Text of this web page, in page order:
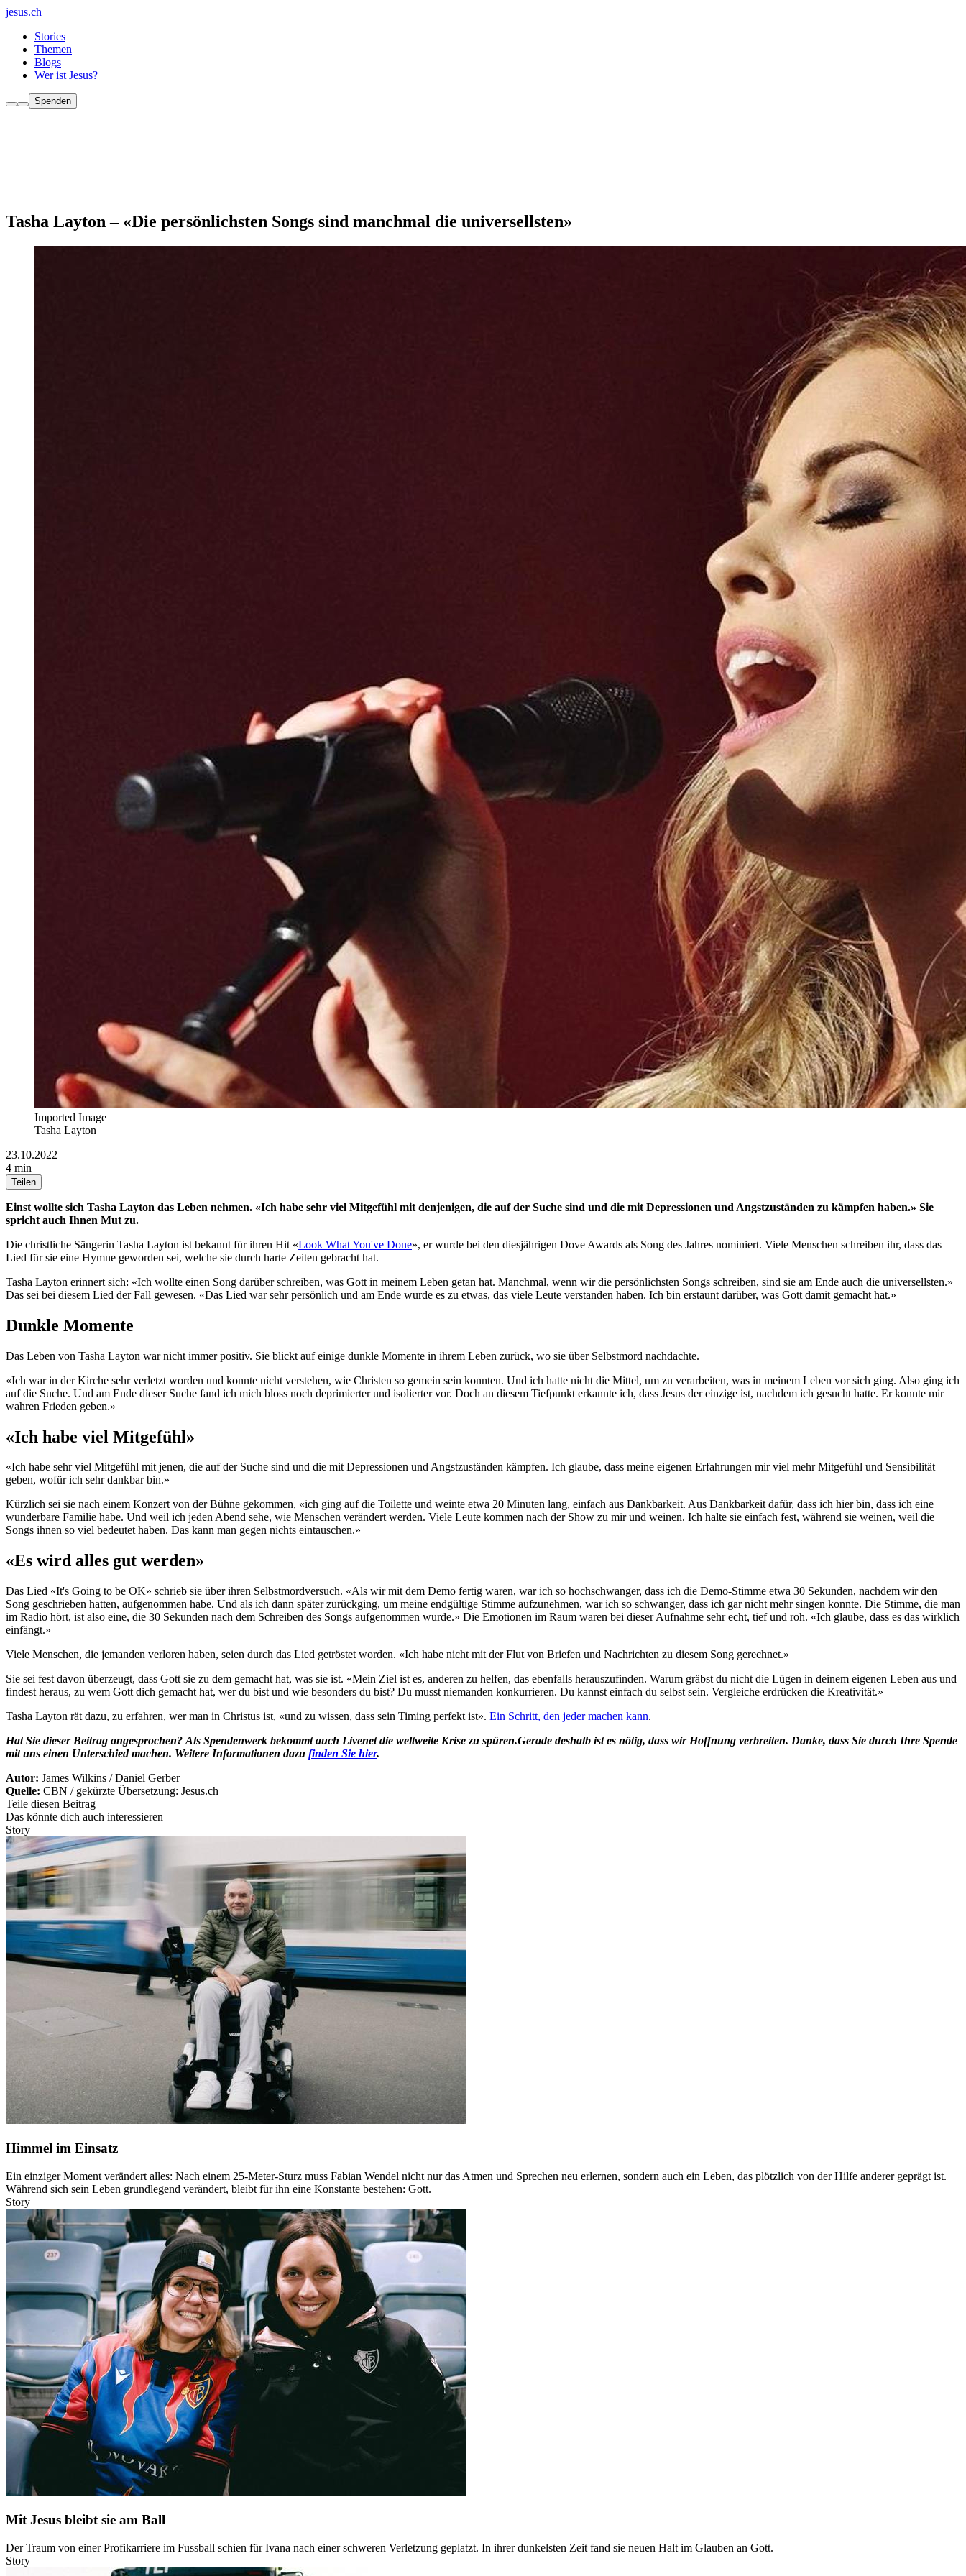
jesus.ch
Stories
Themen
Blogs
Wer ist Jesus?
Spenden
Tasha Layton – «Die persönlichsten Songs sind manchmal die universellsten»
Imported Image
Tasha Layton
23.10.2022
4 min
Teilen
Einst wollte sich Tasha Layton das Leben nehmen. «Ich habe sehr viel Mitgefühl mit denjenigen, die auf der Suche sind und die mit Depressionen und Angstzuständen zu kämpfen haben.» Sie
spricht auch Ihnen Mut zu.
Die christliche Sängerin Tasha Layton ist bekannt für ihren Hit «Look What You've Done», er wurde bei den diesjährigen Dove Awards als Song des Jahres nominiert. Viele Menschen schreiben ihr, dass das
Lied für sie eine Hymne geworden sei, welche sie durch harte Zeiten gebracht hat.
Tasha Layton erinnert sich: «Ich wollte einen Song darüber schreiben, was Gott in meinem Leben getan hat. Manchmal, wenn wir die persönlichsten Songs schreiben, sind sie am Ende auch die universellsten.»
Das sei bei diesem Lied der Fall gewesen. «Das Lied war sehr persönlich und am Ende wurde es zu etwas, das viele Leute verstanden haben. Ich bin erstaunt darüber, was Gott damit gemacht hat.»
Dunkle Momente
Das Leben von Tasha Layton war nicht immer positiv. Sie blickt auf einige dunkle Momente in ihrem Leben zurück, wo sie über Selbstmord nachdachte.
«Ich war in der Kirche sehr verletzt worden und konnte nicht verstehen, wie Christen so gemein sein konnten. Und ich hatte nicht die Mittel, um zu verarbeiten, was in meinem Leben vor sich ging. Also ging ich
auf die Suche. Und am Ende dieser Suche fand ich mich bloss noch deprimierter und isolierter vor. Doch an diesem Tiefpunkt erkannte ich, dass Jesus der einzige ist, nachdem ich gesucht hatte. Er konnte mir
wahren Frieden geben.»
«Ich habe viel Mitgefühl»
«Ich habe sehr viel Mitgefühl mit jenen, die auf der Suche sind und die mit Depressionen und Angstzuständen kämpfen. Ich glaube, dass meine eigenen Erfahrungen mir viel mehr Mitgefühl und Sensibilität
geben, wofür ich sehr dankbar bin.»
Kürzlich sei sie nach einem Konzert von der Bühne gekommen, «ich ging auf die Toilette und weinte etwa 20 Minuten lang, einfach aus Dankbarkeit. Aus Dankbarkeit dafür, dass ich hier bin, dass ich eine
wunderbare Familie habe. Und weil ich jeden Abend sehe, wie Menschen verändert werden. Viele Leute kommen nach der Show zu mir und weinen. Ich halte sie einfach fest, während sie weinen, weil die
Songs ihnen so viel bedeutet haben. Das kann man gegen nichts eintauschen.»
«Es wird alles gut werden»
Das Lied «It's Going to be OK» schrieb sie über ihren Selbstmordversuch. «Als wir mit dem Demo fertig waren, war ich so hochschwanger, dass ich die Demo-Stimme etwa 30 Sekunden, nachdem wir den
Song geschrieben hatten, aufgenommen habe. Und als ich dann später zurückging, um meine endgültige Stimme aufzunehmen, war ich so schwanger, dass ich gar nicht mehr singen konnte. Die Stimme, die man
im Radio hört, ist also eine, die 30 Sekunden nach dem Schreiben des Songs aufgenommen wurde.» Die Emotionen im Raum waren bei dieser Aufnahme sehr echt, tief und roh. «Ich glaube, dass es das wirklich
einfängt.»
Viele Menschen, die jemanden verloren haben, seien durch das Lied getröstet worden. «Ich habe nicht mit der Flut von Briefen und Nachrichten zu diesem Song gerechnet.»
Sie sei fest davon überzeugt, dass Gott sie zu dem gemacht hat, was sie ist. «Mein Ziel ist es, anderen zu helfen, das ebenfalls herauszufinden. Warum gräbst du nicht die Lügen in deinem eigenen Leben aus und
findest heraus, zu wem Gott dich gemacht hat, wer du bist und wie besonders du bist? Du musst niemanden konkurrieren. Du kannst einfach du selbst sein. Vergleiche erdrücken die Kreativität.»
Tasha Layton rät dazu, zu erfahren, wer man in Christus ist, «und zu wissen, dass sein Timing perfekt ist». Ein Schritt, den jeder machen kann.
Hat Sie dieser Beitrag angesprochen? Als Spendenwerk bekommt auch Livenet die weltweite Krise zu spüren.Gerade deshalb ist es nötig, dass wir Hoffnung verbreiten. Danke, dass Sie durch Ihre Spende
mit uns einen Unterschied machen. Weitere Informationen dazu finden Sie hier.
Autor: James Wilkins / Daniel Gerber
Quelle: CBN / gekürzte Übersetzung: Jesus.ch
Teile diesen Beitrag
Das könnte dich auch interessieren
Story
Himmel im Einsatz
Ein einziger Moment verändert alles: Nach einem 25-Meter-Sturz muss Fabian Wendel nicht nur das Atmen und Sprechen neu erlernen, sondern auch ein Leben, das plötzlich von der Hilfe anderer geprägt ist.
Während sich sein Leben grundlegend verändert, bleibt für ihn eine Konstante bestehen: Gott.
Story
Mit Jesus bleibt sie am Ball
Der Traum von einer Profikarriere im Fussball schien für Ivana nach einer schweren Verletzung geplatzt. In ihrer dunkelsten Zeit fand sie neuen Halt im Glauben an Gott.
Story